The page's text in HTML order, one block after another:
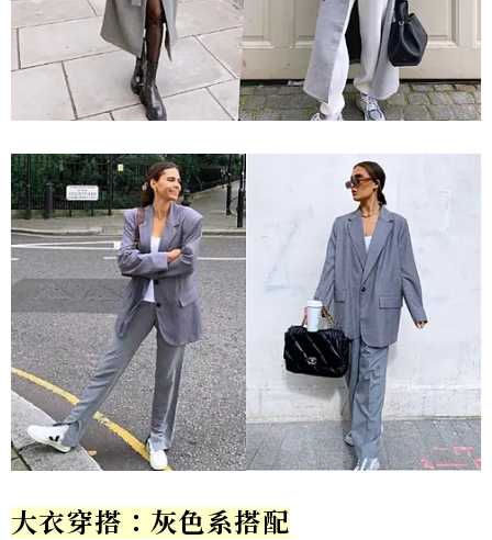
大衣穿搭：灰色系搭配